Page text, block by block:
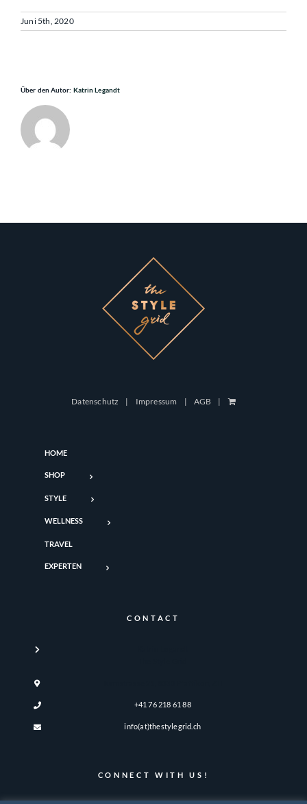
Juni 5th, 2020
Über den Autor: Katrin Legandt
Datenschutz Impressum AGB
HOME
SHOP
STYLE
WELLNESS
TRAVEL
EXPERTEN
CONTACT
+41 76 218 61 88
info(at)thestylegrid.ch
CONNECT WITH US!